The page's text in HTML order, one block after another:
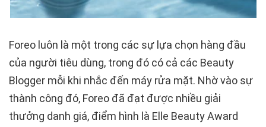
Foreo luôn là một trong các sự lựa chọn hàng đầu
của người tiêu dùng, trong đó có cả các Beauty
Blogger mỗi khi nhắc đến máy rửa mặt. Nhờ vào sự
thành công đó, Foreo đã đạt được nhiều giải
thưởng danh giá, điểm hình là Elle Beauty Award